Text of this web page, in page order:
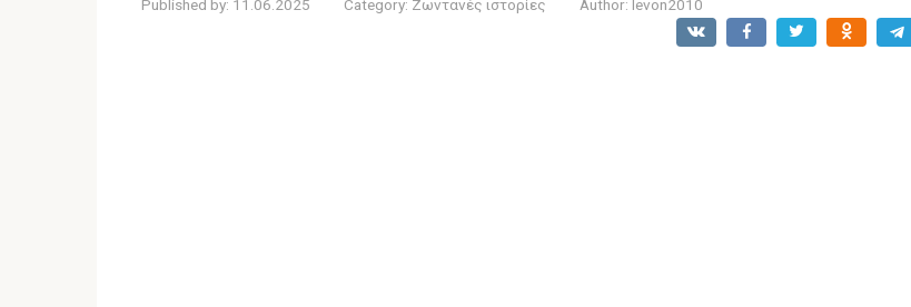
Published by: 11.06.2025 Category: Ζωντανές ιστορίες Author: levon2010